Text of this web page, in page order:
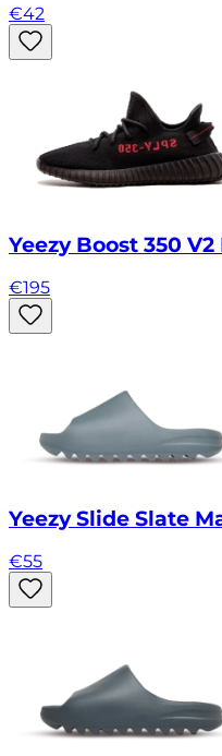
€42
Yeezy Boost 350
€195
Yeezy Slide Slate
€55